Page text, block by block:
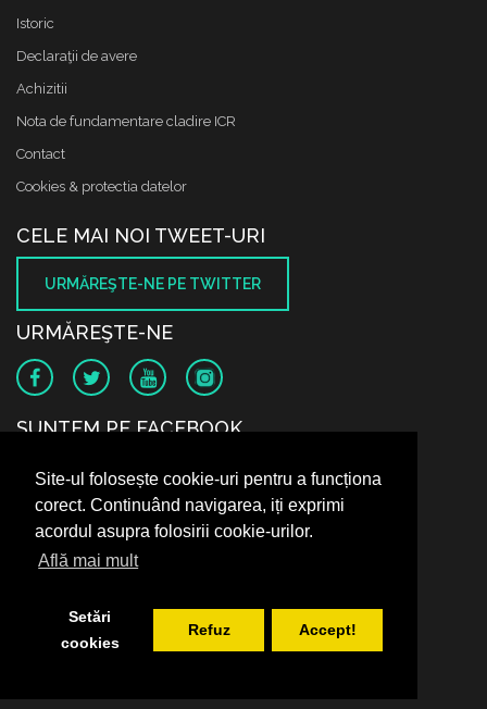
Site-ul folosește cookie-uri pentru a funcționa
corect. Continuând navigarea, iți exprimi
acordul asupra folosirii cookie-urilor.
Află mai mult
Setări
cookies
Refuz Accept!
Istoric
Declaraţii de avere
Achizitii
Nota de fundamentare cladire ICR
Contact
Cookies & protectia datelor
CELE MAI NOI TWEET-URI
URMĂREŞTE-NE PE TWITTER
URMĂREŞTE-NE
SUNTEM PE FACEBOOK